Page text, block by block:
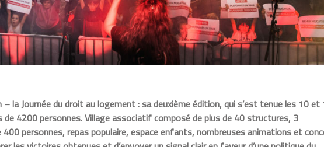
la Journée du droit au logement : sa deuxième édition, qui s’est tenue les 10 et
de 4200 personnes. Village associatif composé de plus de 40 structures, 3
personnes, repas populaire, espace enfants, nombreuses animations et